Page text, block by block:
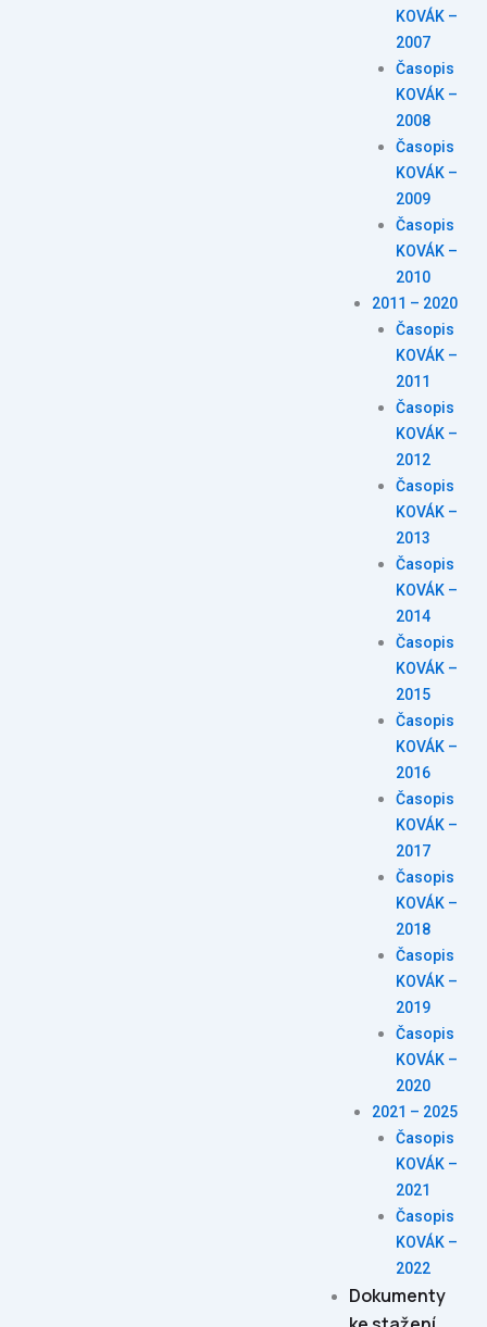
KOVÁK –
2007
Časopis
KOVÁK –
2008
Časopis
KOVÁK –
2009
Časopis
KOVÁK –
2010
2011 – 2020
Časopis
KOVÁK –
2011
Časopis
KOVÁK –
2012
Časopis
KOVÁK –
2013
Časopis
KOVÁK –
2014
Časopis
KOVÁK –
2015
Časopis
KOVÁK –
2016
Časopis
KOVÁK –
2017
Časopis
KOVÁK –
2018
Časopis
KOVÁK –
2019
Časopis
KOVÁK –
2020
2021 – 2025
Časopis
KOVÁK –
2021
Časopis
KOVÁK –
2022
Dokumenty